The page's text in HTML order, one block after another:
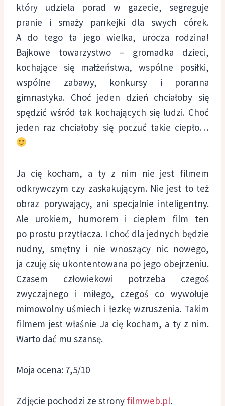
który udziela porad w gazecie, segreguje
pranie i smaży pankejki dla swych córek.
A do tego ta jego wielka, urocza rodzina!
Bajkowe towarzystwo – gromadka dzieci,
kochające się małżeństwa, wspólne posiłki,
wspólne zabawy, konkursy i poranna
gimnastyka. Choć jeden dzień chciałoby się
spędzić wśród tak kochających się ludzi. Choć
jeden raz chciałoby się poczuć takie ciepło…
Ja cię kocham, a ty z nim nie jest filmem
odkrywczym czy zaskakującym. Nie jest to też
obraz porywający, ani specjalnie inteligentny.
Ale urokiem, humorem i ciepłem film ten
po prostu przytłacza. I choć dla jednych będzie
nudny, smętny i nie wnoszący nic nowego,
ja czuję się ukontentowana po jego obejrzeniu.
Czasem człowiekowi potrzeba czegoś
zwyczajnego i miłego, czegoś co wywołuje
mimowolny uśmiech i łezkę wzruszenia. Takim
filmem jest właśnie Ja cię kocham, a ty z nim.
Warto dać mu szansę.
Moja ocena: 7,5/10
Zdjęcie pochodzi ze strony filmweb.pl.